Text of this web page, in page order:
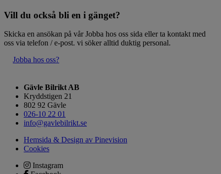
Vill du också bli en i gänget?
Skicka en ansökan på vår Jobba hos oss sida eller ta kontakt med
oss via telefon / e-post. vi söker alltid duktig personal.
Jobba hos oss?
Gävle Bilrikt AB
​​​​​​​Kryddstigen 21
802 92 Gävle
026-10 22 01
info@gavlebilrikt.se
Hemsida & Design av Pinevision
Cookies
Instagram